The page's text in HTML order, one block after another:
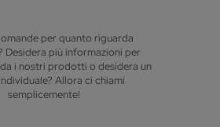
per quanto riguarda
Desidera più informazioni per
i nostri prodotti o desidera un
Allora ci chiami
semplicemente!